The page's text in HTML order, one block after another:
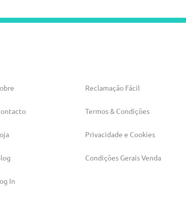
In
Reclamação Fácil
Termos & Condições
Privacidade e Cookies
Condições Gerais Venda